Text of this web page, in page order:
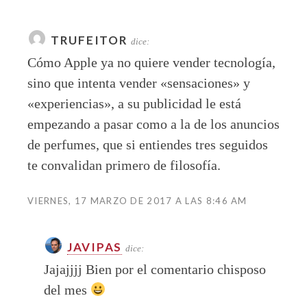
TRUFEITOR dice:
Cómo Apple ya no quiere vender tecnología,
sino que intenta vender «sensaciones» y
«experiencias», a su publicidad le está
empezando a pasar como a la de los anuncios
de perfumes, que si entiendes tres seguidos
te convalidan primero de filosofía.
VIERNES, 17 MARZO DE 2017 A LAS 8:46 AM
JAVIPAS dice:
Jajajjjj Bien por el comentario chisposo
del mes